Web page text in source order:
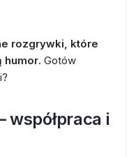
rozgrywki, które
humor. Gotów
współpraca i